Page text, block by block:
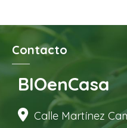
Contacto
BIOenCasa
Calle Martínez